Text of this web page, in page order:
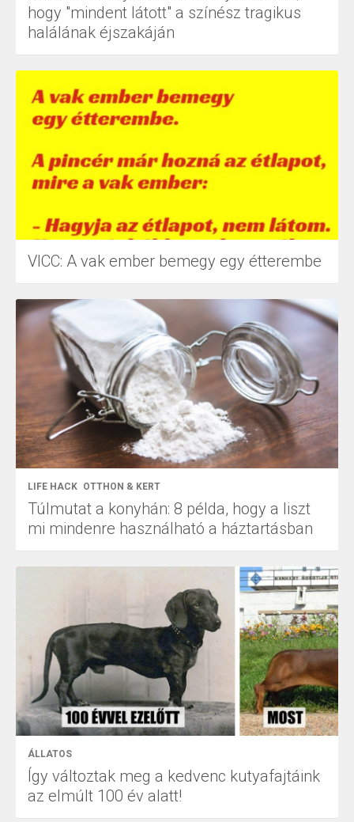
hogy "mindent látott" a színész tragikus
halálának éjszakáján
VICC: A vak ember bemegy egy étterembe
LIFE HACK OTTHON & KERT
Túlmutat a konyhán: 8 példa, hogy a liszt
mi mindenre használható a háztartásban
ÁLLATOS
Így változtak meg a kedvenc kutyafajtáink
az elmúlt 100 év alatt!